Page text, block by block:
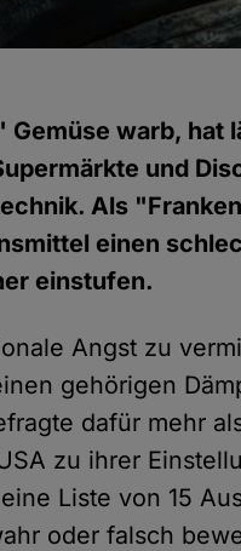
warb, hat
und
Als
einen
einstufen.
Angst zu
gehörigen
dafür mehr
zu ihrer
Liste von 15
oder falsch